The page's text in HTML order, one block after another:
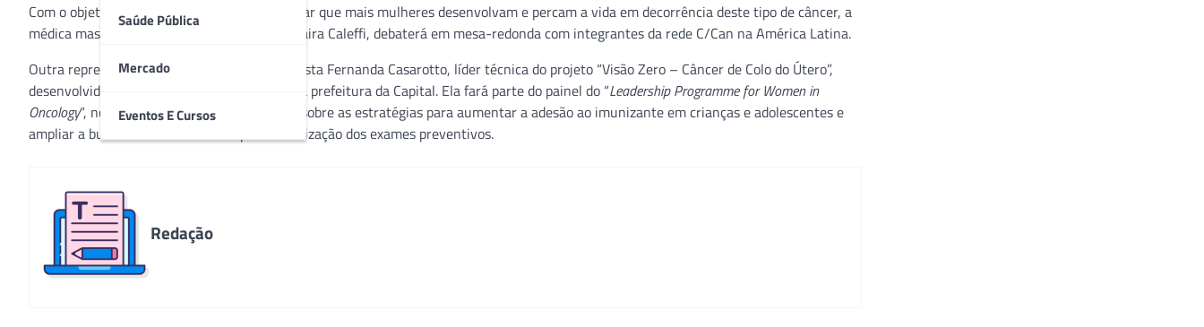
Saúde Pública
Mercado
Eventos E Cursos
Com o objetivo de encontrar formas para evitar que mais mulheres desenvolvam e percam a vida em decorrência deste tipo de câncer, a
médica mastologista e presidente do IGCC, Maira Caleffi, debaterá em mesa-redonda com integrantes da rede C/Can na América Latina.
Outra representante do Instituto é a oncologista Fernanda Casarotto, líder técnica do projeto “Visão Zero – Câncer de Colo do Útero”,
desenvolvido pelo Instituto em parceria com a prefeitura da Capital. Ela fará parte do painel do “Leadership Programme for Women in
Oncology“, no dia 4 de junho, compartilhando sobre as estratégias para aumentar a adesão ao imunizante em crianças e adolescentes e
ampliar a busca ativa de mulheres para a realização dos exames preventivos.
Redação